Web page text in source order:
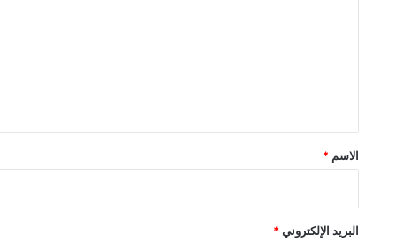
*
الاسم *
البريد الإلكتروني*